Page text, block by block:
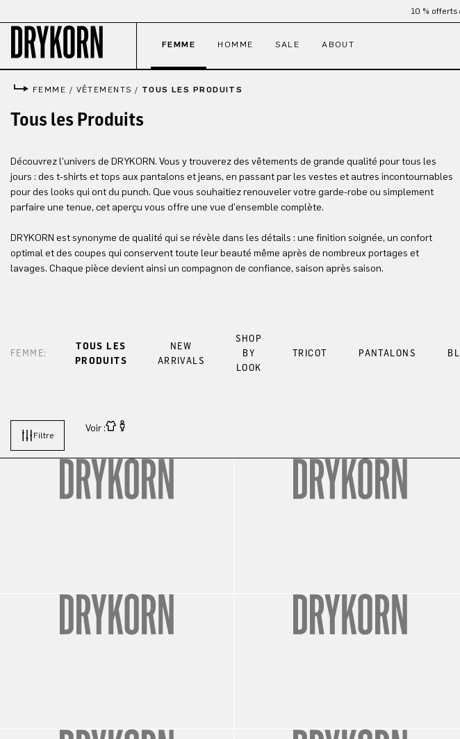
10 %
FEMME HOMME SALE ABOUT
FEMME / VÊTEMENTS / TOUS LES PRODUITS
Tous les Produits
Découvrez l'univers de DRYKORN. Vous y trouverez des vêtements de grande qualité pour tous les
jours : des t-shirts et tops aux pantalons et jeans, en passant par les vestes et autres incontournables
pour des looks qui ont du punch. Que vous souhaitiez renouveler votre garde-robe ou simplement
parfaire une tenue, cet aperçu vous offre une vue d'ensemble complète.
DRYKORN est synonyme de qualité qui se révèle dans les détails : une finition soignée, un confort
optimal et des coupes qui conservent toute leur beauté même après de nombreux portages et
lavages. Chaque pièce devient ainsi un compagnon de confiance, saison après saison.
FEMME:
TOUS LES
PRODUITS
NEW
ARRIVALS
SHOP
BY
LOOK
TRICOT PANTALONS
Filtre
Voir :